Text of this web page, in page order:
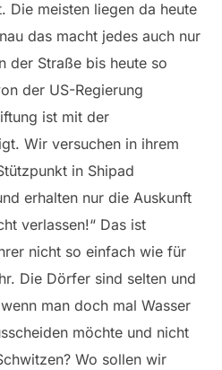
Die meisten liegen da heute
das macht jedes auch nur
der Straße bis heute so
der US-Regierung
ist mit der
Wir versuchen in ihrem
in Shipad
erhalten nur die Auskunft
verlassen!“ Das ist
nicht so einfach wie für
Die Dörfer sind selten und
man doch mal Wasser
möchte und nicht
Wo sollen wir